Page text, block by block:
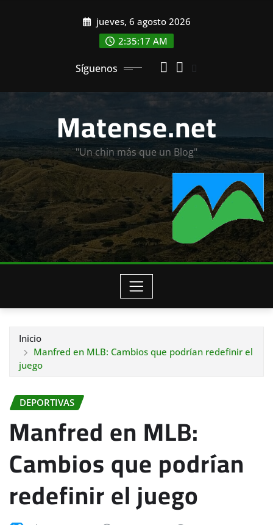
jueves, 6 agosto 2026
2:35:19 AM
Síguenos
Matense.net
"Un chin más que un Blog"
Inicio
Manfred en MLB: Cambios que podrían redefinir el
juego
DEPORTIVAS
Manfred en MLB:
Cambios que podrían
redefinir el juego